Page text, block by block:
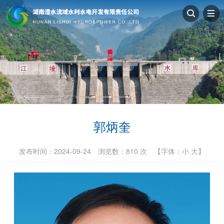
郭炳奎
发布时间：2024-09-24 浏览数： 810 次 【字体：小 大】